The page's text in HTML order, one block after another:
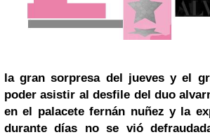
la gran sorpresa del juevesy el
poder asistir al desfile del duo
en el palacete fernán nuñez y la
durante días no se vió